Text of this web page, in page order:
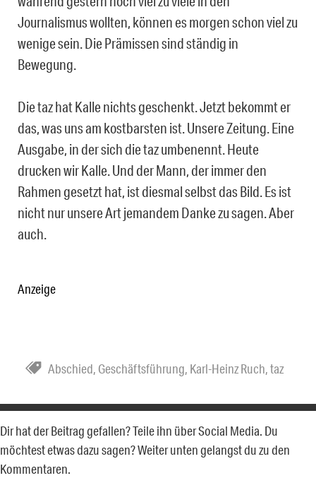
Journalismus wollten, können es morgen schon viel zu
wenige sein. Die Prämissen sind ständig in
Bewegung.
Die taz hat Kalle nichts geschenkt. Jetzt bekommt er
das, was uns am kostbarsten ist. Unsere Zeitung. Eine
Ausgabe, in der sich die taz umbenennt. Heute
drucken wir Kalle. Und der Mann, der immer den
Rahmen gesetzt hat, ist diesmal selbst das Bild. Es ist
nicht nur unsere Art jemandem Danke zu sagen. Aber
auch.
Anzeige
Abschied, Geschäftsführung, Karl-Heinz Ruch,taz
Dir hat der Beitrag gefallen? Teile ihn über Social Media. Du
möchtest etwas dazu sagen? Weiter unten gelangst du zu den
Kommentaren.